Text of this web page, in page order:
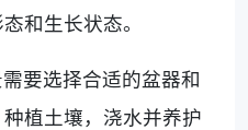
和生长状态。
要选择合适的盆器和
植土壤，浇水并养护